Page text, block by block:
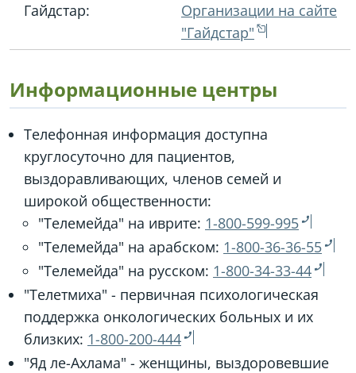
Гайдстар:
Организации на сайте
"Гайдстар"
Информационные центры
Телефонная информация доступна
круглосуточно для пациентов,
выздоравливающих, членов семей и
широкой общественности:
"Телемейда" на иврите: 1-800-599-995
"Телемейда" на арабском: 1-800-36-36-55
"Телемейда" на русском: 1-800-34-33-44
"Телетмиха" - первичная психологическая
поддержка онкологических больных и их
близких: 1-800-200-444
"Яд ле-Ахлама" - женщины, выздоровевшие